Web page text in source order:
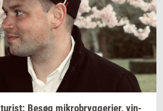
turist: Besøg mi­kro­bryg­ge­ri­er, vin­